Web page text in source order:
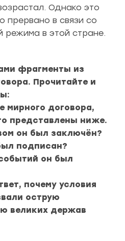
Однако это
прервано в связи со
режима в этой стране.
фрагменты из
Прочитайте и
мирного договора,
представлены ниже.
он был заключён?
подписан?
он был
почему условия
острую
великих держав